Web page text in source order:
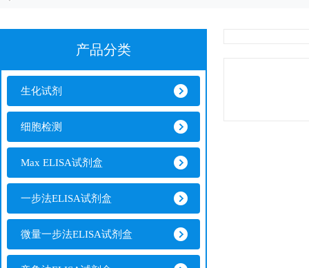
产品分类
生化试剂
细胞检测
Max ELISA试剂盒
一步法ELISA试剂盒
微量一步法ELISA试剂盒